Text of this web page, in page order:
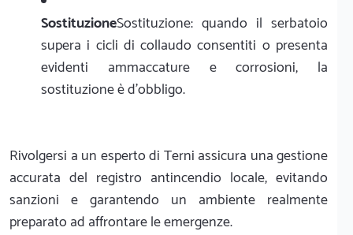
SostituzioneSostituzione: quando il serbatoio
supera i cicli di collaudo consentiti o presenta
evidenti ammaccature e corrosioni, la
sostituzione è d'obbligo.
Rivolgersi a un esperto di Terni assicura una gestione
accurata del registro antincendio locale, evitando
sanzioni e garantendo un ambiente realmente
preparato ad affrontare le emergenze.